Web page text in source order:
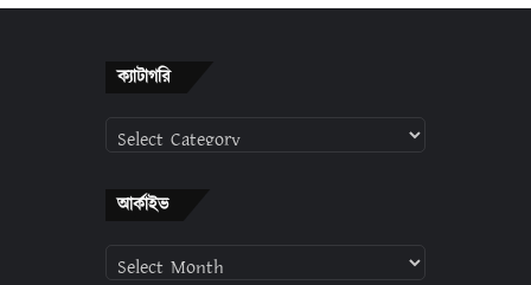
ক্যাটাগরি
ক্যাটাগরি
আর্কাইভ